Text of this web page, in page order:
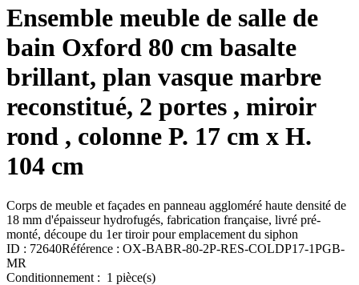
Ensemble meuble de salle de
bain Oxford 80 cm basalte
brillant, plan vasque marbre
reconstitué, 2 portes , miroir
rond , colonne P. 17 cm x H.
104 cm
Corps de meuble et façades en panneau aggloméré haute densité de
18 mm d'épaisseur hydrofugés, fabrication française, livré pré-
monté, découpe du 1er tiroir pour emplacement du siphon
ID : 72640Référence : OX-BABR-80-2P-RES-COLDP17-1PGB-
MR
Conditionnement : 1 pièce(s)